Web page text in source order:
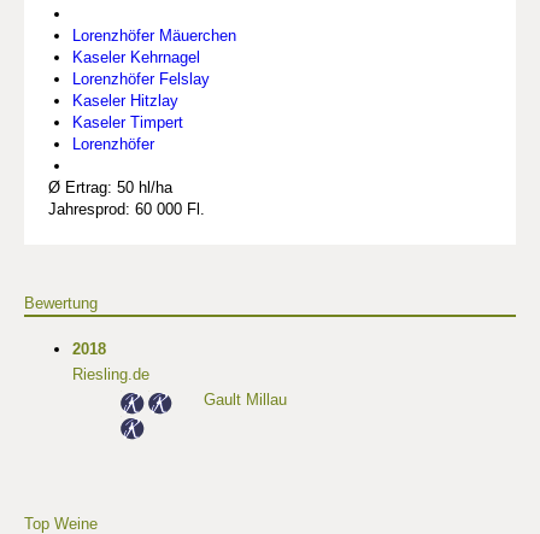
Lorenzhöfer Mäuerchen
Kaseler Kehrnagel
Lorenzhöfer Felslay
Kaseler Hitzlay
Kaseler Timpert
Lorenzhöfer
Ø Ertrag: 50 hl/ha
Jahresprod: 60 000 Fl.
Bewertung
2018
Riesling.de
Gault Millau
Top Weine